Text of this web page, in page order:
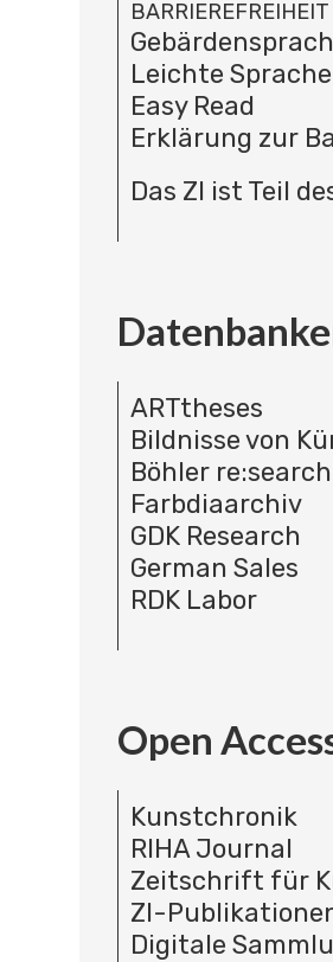
BARRIEREFREIHEIT
Leichte Sprache
Easy Read
Erklärung zur
Das ZI ist Teil
ARTtheses
Bildnisse von
Böhler re:search
Farbdiaarchiv
GDK Research
German Sales
RDK Labor
Open
Kunstchronik
RIHA Journal
Zeitschrift für
ZI-
Digitale